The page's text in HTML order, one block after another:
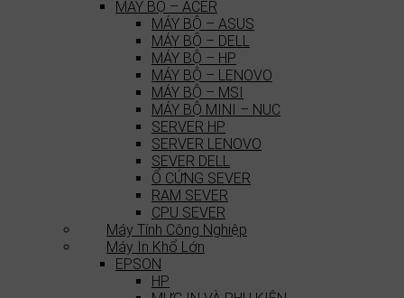
MÁY BỘ – ACER
MÁY BỘ – ASUS
MÁY BỘ – DELL
MÁY BỘ – HP
MÁY BỘ – LENOVO
MÁY BỘ – MSI
MÁY BỘ MINI – NUC
SERVER HP
SERVER LENOVO
SEVER DELL
Ổ CỨNG SEVER
RAM SEVER
CPU SEVER
Máy Tính Công Nghiệp
Máy In Khổ Lớn
EPSON
HP